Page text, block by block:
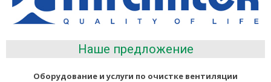
Наше предложение
Оборудование и услуги по очистке вентиляции